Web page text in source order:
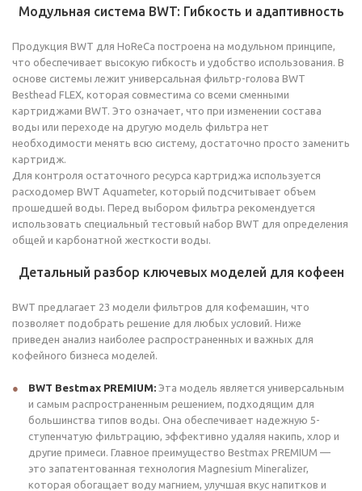
Модульная система BWT: Гибкость и адаптивность
Продукция BWT для HoReCa построена на модульном принципе,
что обеспечивает высокую гибкость и удобство использования. В
основе системы лежит универсальная фильтр-голова BWT
Besthead FLEX, которая совместима со всеми сменными
картриджами BWT. Это означает, что при изменении состава
воды или переходе на другую модель фильтра нет
необходимости менять всю систему, достаточно просто заменить
картридж.
Для контроля остаточного ресурса картриджа используется
расходомер BWT Aquameter, который подсчитывает объем
прошедшей воды. Перед выбором фильтра рекомендуется
использовать специальный тестовый набор BWT для определения
общей и карбонатной жесткости воды.
Детальный разбор ключевых моделей для кофеен
BWT предлагает 23 модели фильтров для кофемашин, что
позволяет подобрать решение для любых условий. Ниже
приведен анализ наиболее распространенных и важных для
кофейного бизнеса моделей.
BWT Bestmax PREMIUM: Эта модель является универсальным
и самым распространенным решением, подходящим для
большинства типов воды. Она обеспечивает надежную 5-
ступенчатую фильтрацию, эффективно удаляя накипь, хлор и
другие примеси. Главное преимущество Bestmax PREMIUM —
это запатентованная технология Magnesium Mineralizer,
которая обогащает воду магнием, улучшая вкус напитков и